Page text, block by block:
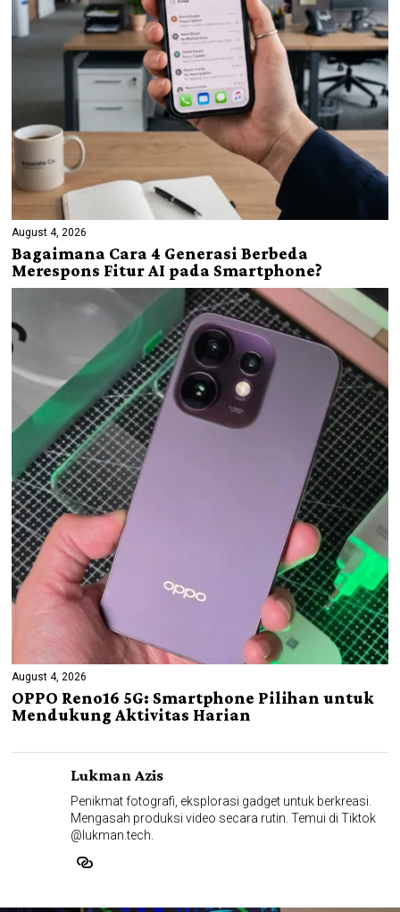
August 4, 2026
Bagaimana Cara 4 Generasi Berbeda
Merespons Fitur AI pada Smartphone?
August 4, 2026
OPPO Reno16 5G: Smartphone Pilihan untuk
Mendukung Aktivitas Harian
Lukman Azis
Penikmat fotografi, eksplorasi gadget untuk berkreasi.
Mengasah produksi video secara rutin. Temui di Tiktok
@lukman.tech.